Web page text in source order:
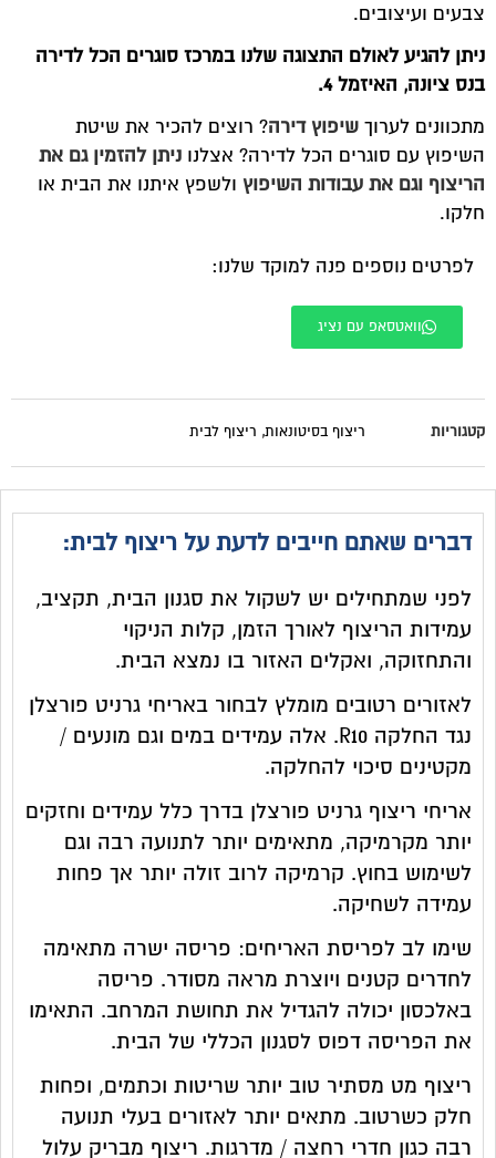
צבעים ועיצובים.
ניתן להגיע לאולם התצוגה שלנו במרכז סוגרים הכל לדירה
בנס ציונה, האיזמל 4.
מתכוונים לערוך שיפוץ דירה? רוצים להכיר את שיטת
השיפוץ עם סוגרים הכל לדירה? אצלנו ניתן להזמין גם את
הריצוף וגם את עבודות השיפוץ ולשפץ איתנו את הבית או
חלקו.
לפרטים נוספים פנה למוקד שלנו:
וואטסאפ עם נציג
קטגוריות ריצוף בסיטונאות, ריצוף לבית
דברים שאתם חייבים לדעת על ריצוף לבית:
לפני שמתחילים יש לשקול את סגנון הבית, תקציב,
עמידות הריצוף לאורך הזמן, קלות הניקוי
והתחזוקה, ואקלים האזור בו נמצא הבית.
לאזורים רטובים מומלץ לבחור באריחי גרניט פורצלן
נגד החלקה R10. אלה עמידים במים וגם מונעים /
מקטינים סיכוי להחלקה.
אריחי ריצוף גרניט פורצלן בדרך כלל עמידים וחזקים
יותר מקרמיקה, מתאימים יותר לתנועה רבה וגם
לשימוש בחוץ. קרמיקה לרוב זולה יותר אך פחות
עמידה לשחיקה.
שימו לב לפריסת האריחים: פריסה ישרה מתאימה
לחדרים קטנים ויוצרת מראה מסודר. פריסה
באלכסון יכולה להגדיל את תחושת המרחב. התאימו
את הפריסה דפוס לסגנון הכללי של הבית.
ריצוף מט מסתיר טוב יותר שריטות וכתמים, ופחות
חלק כשרטוב. מתאים יותר לאזורים בעלי תנועה
רבה כגון חדרי רחצה / מדרגות. ריצוף מבריק עלול